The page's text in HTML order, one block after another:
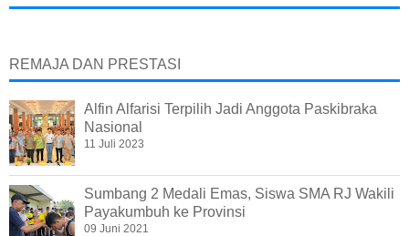
REMAJA DAN PRESTASI
Alfin Alfarisi Terpilih Jadi Anggota Paskibraka
Nasional
11 Juli 2023
Sumbang 2 Medali Emas, Siswa SMA RJ Wakili
Payakumbuh ke Provinsi
09 Juni 2021